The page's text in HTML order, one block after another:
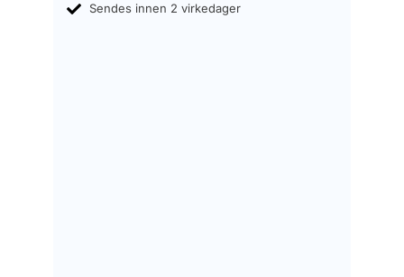
Sendes innen 2 virkedager